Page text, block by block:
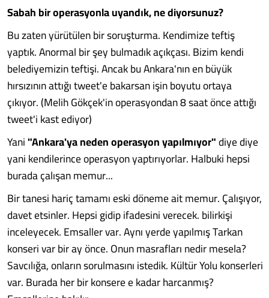
Sabah bir operasyonla uyandık, ne diyorsunuz?
Bu zaten yürütülen bir soruşturma. Kendimize teftiş
yaptık. Anormal bir şey bulmadık açıkçası. Bizim kendi
belediyemizin teftişi. Ancak bu Ankara'nın en büyük
hırsızının attığı tweet'e bakarsan işin boyutu ortaya
çıkıyor. (Melih Gökçek'in operasyondan 8 saat önce attığı
tweet'i kast ediyor)
Yani"Ankara'ya neden operasyon yapılmıyor"diye diye
yani kendilerince operasyon yaptırıyorlar. Halbuki hepsi
burada çalışan memur...
Bir tanesi hariç tamamı eski döneme ait memur. Çalışıyor,
davet etsinler. Hepsi gidip ifadesini verecek. bilirkişi
inceleyecek. Emsaller var. Aynı yerde yapılmış Tarkan
konseri var bir ay önce. Onun masrafları nedir mesela?
Savcılığa, onların sorulmasını istedik. Kültür Yolu konserleri
var. Burada her bir konsere e kadar harcanmış?